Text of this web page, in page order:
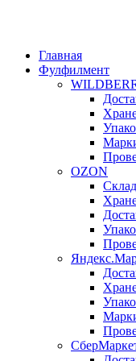
Главная
Фулфилмент
OZON